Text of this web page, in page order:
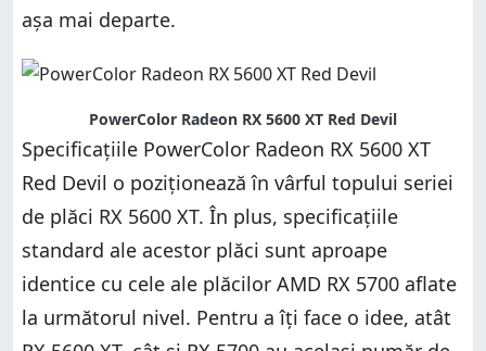
așa mai departe.
PowerColor Radeon RX 5600 XT Red Devil
Specificațiile PowerColor Radeon RX 5600 XT
Red Devil o poziționează în vârful topului seriei
de plăci RX 5600 XT. În plus, specificațiile
standard ale acestor plăci sunt aproape
identice cu cele ale plăcilor AMD RX 5700 aflate
la următorul nivel. Pentru a îți face o idee, atât